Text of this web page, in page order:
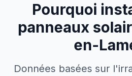
Pourquoi
panneaux
en-
Données basées sur